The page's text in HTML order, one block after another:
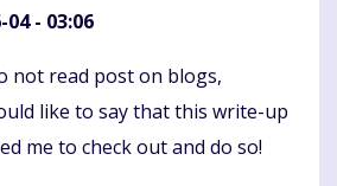
04 - 03:06
not read post on blogs,
like to say that this write-up
me to check out and do so!